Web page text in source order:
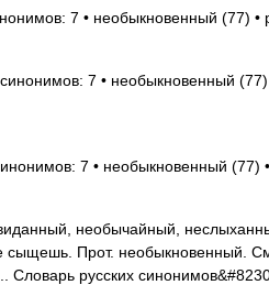
7 • необыкновенный (77) •
7 • необыкновенный (77)
7 • необыкновенный (77)
необычайный,
Прот. необыкновенный.
Словарь русских